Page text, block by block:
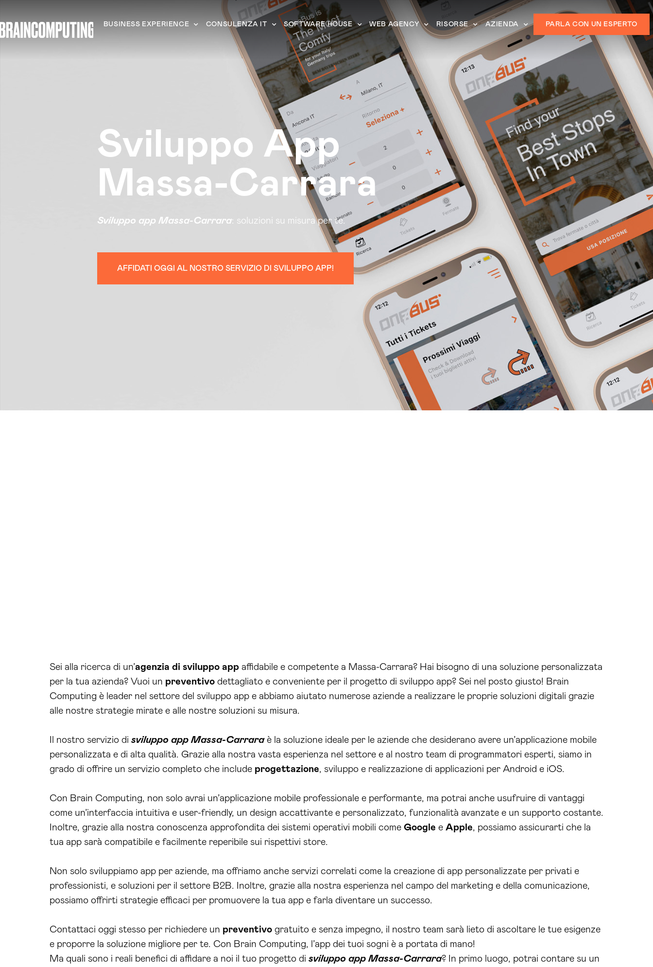
BUSINESS EXPERIENCE CONSULENZA IT SOFTWARE HOUSE WEB AGENCY RISORSE AZIENDA PARLA CON UN ESPERTO
Sviluppo App
Massa-Carrara
Sviluppo app Massa-Carrara: soluzioni su misura per te.
AFFIDATI OGGI AL NOSTRO SERVIZIO DI SVILUPPO APP!
Sei alla ricerca di un’agenzia di sviluppo app affidabile e competente a Massa-Carrara? Hai bisogno di una soluzione personalizzata
per la tua azienda? Vuoi un preventivo dettagliato e conveniente per il progetto di sviluppo app? Sei nel posto giusto! Brain
Computing è leader nel settore del sviluppo app e abbiamo aiutato numerose aziende a realizzare le proprie soluzioni digitali grazie
alle nostre strategie mirate e alle nostre soluzioni su misura.
Il nostro servizio di sviluppo app Massa-Carraraè la soluzione ideale per le aziende che desiderano avere un’applicazione mobile
personalizzata e di alta qualità. Grazie alla nostra vasta esperienza nel settore e al nostro team di programmatori esperti, siamo in
grado di offrire un servizio completo che include progettazione, sviluppo e realizzazione di applicazioni per Android e iOS.
Con Brain Computing, non solo avrai un’applicazione mobile professionale e performante, ma potrai anche usufruire di vantaggi
come un’interfaccia intuitiva e user-friendly, un design accattivante e personalizzato, funzionalità avanzate e un supporto costante.
Inoltre, grazie alla nostra conoscenza approfondita dei sistemi operativi mobili come Google e Apple, possiamo assicurarti che la
tua app sarà compatibile e facilmente reperibile sui rispettivi store.
Non solo sviluppiamo app per aziende, ma offriamo anche servizi correlati come la creazione di app personalizzate per privati e
professionisti, e soluzioni per il settore B2B. Inoltre, grazie alla nostra esperienza nel campo del marketing e della comunicazione,
possiamo offrirti strategie efficaci per promuovere la tua app e farla diventare un successo.
Contattaci oggi stesso per richiedere un preventivo gratuito e senza impegno, il nostro team sarà lieto di ascoltare le tue esigenze
e proporre la soluzione migliore per te. Con Brain Computing, l’app dei tuoi sogni è a portata di mano!
Ma quali sono i reali benefici di affidare a noi il tuo progetto di sviluppo app Massa-Carrara? In primo luogo, potrai contare su un